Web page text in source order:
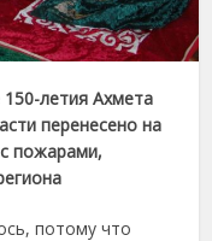
летия Ахмета
перенесено на
пожарами,
потому что